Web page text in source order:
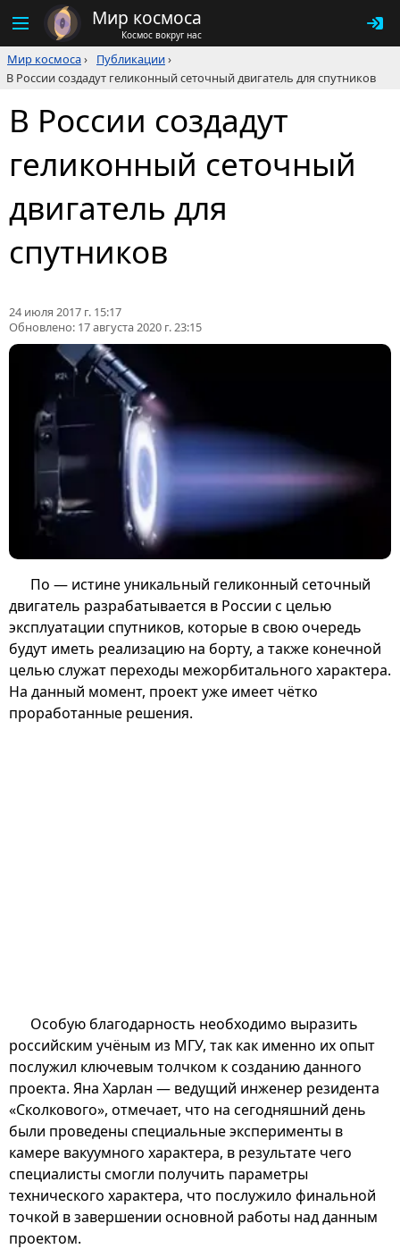
Мир космоса
Космос вокруг нас
Мир космоса› Публикации›
В России создадут геликонный сеточный двигатель для спутников
В России создадут
геликонный сеточный
двигатель для
спутников
24 июля 2017 г. 15:17
Обновлено: 17 августа 2020 г. 23:15
По — истине уникальный геликонный сеточный
двигатель разрабатывается в России с целью
эксплуатации спутников, которые в свою очередь
будут иметь реализацию на борту, а также конечной
целью служат переходы межорбитального характера.
На данный момент, проект уже имеет чётко
проработанные решения.
Особую благодарность необходимо выразить
российским учёным из МГУ, так как именно их опыт
послужил ключевым толчком к созданию данного
проекта. Яна Харлан — ведущий инженер резидента
«Сколкового», отмечает, что на сегодняшний день
были проведены специальные эксперименты в
камере вакуумного характера, в результате чего
специалисты смогли получить параметры
технического характера, что послужило финальной
точкой в завершении основной работы над данным
проектом.